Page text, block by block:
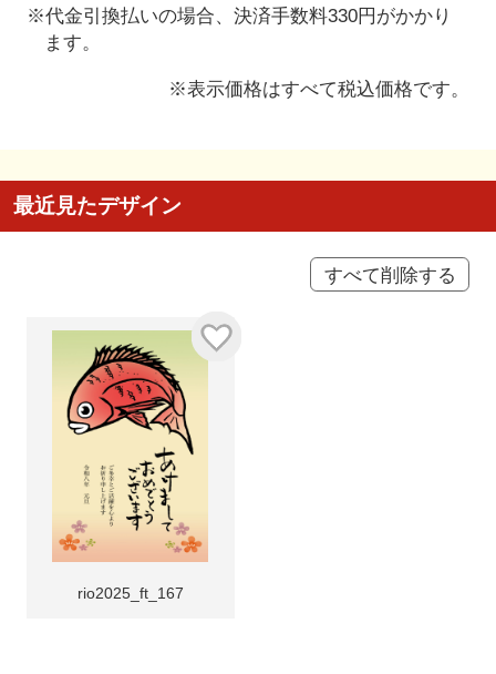
※代金引換払いの場合、決済手数料330円がかかり
ます。
※表示価格はすべて税込価格です。
最近見たデザイン
すべて削除する
rio2025_ft_167